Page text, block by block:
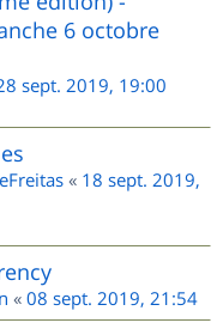
6 octobre
sept. 2019, 19:00
« 18 sept. 2019,
« 08 sept. 2019, 21:54